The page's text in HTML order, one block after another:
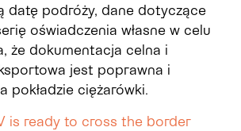
datę podróży, dane dotyczące
oświadczenia własne w celu
że ​​dokumentacja celna i
jest poprawna i
pokładzie ciężarówki.
is ready to cross the border